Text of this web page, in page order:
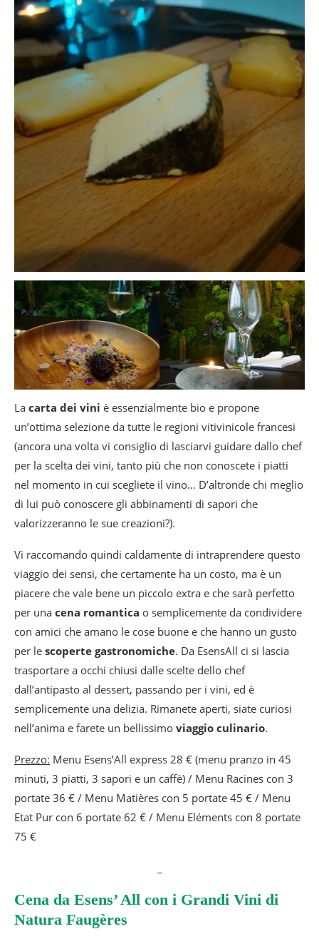
La carta dei vini è essenzialmente bio e propone
un’ottima selezione da tutte le regioni vitivinicole francesi
(ancora una volta vi consiglio di lasciarvi guidare dallo chef
per la scelta dei vini, tanto più che non conoscete i piatti
nel momento in cui scegliete il vino… D’altronde chi meglio
di lui può conoscere gli abbinamenti di sapori che
valorizzeranno le sue creazioni?).
Vi raccomando quindi caldamente di intraprendere questo
viaggio dei sensi, che certamente ha un costo, ma è un
piacere che vale bene un piccolo extra e che sarà perfetto
per una cena romantica o semplicemente da condividere
con amici che amano le cose buone e che hanno un gusto
per le scoperte gastronomiche. Da EsensAll ci si lascia
trasportare a occhi chiusi dalle scelte dello chef
dall’antipasto al dessert, passando per i vini, ed è
semplicemente una delizia. Rimanete aperti, siate curiosi
nell’anima e farete un bellissimo viaggio culinario.
Prezzo: Menu Esens’All express 28 € (menu pranzo in 45
minuti, 3 piatti, 3 sapori e un caffè) / Menu Racines con 3
portate 36 € / Menu Matières con 5 portate 45 € / Menu
Etat Pur con 6 portate 62 € / Menu Eléments con 8 portate
75 €
Cena da Esens’ All con i Grandi Vini di
Natura Faugères